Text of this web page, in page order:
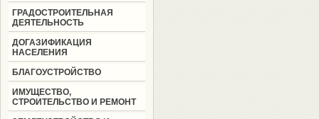
ГРАДОСТРОИТЕЛЬНАЯ
ДЕЯТЕЛЬНОСТЬ
ДОГАЗИФИКАЦИЯ
НАСЕЛЕНИЯ
БЛАГОУСТРОЙСТВО
ИМУЩЕСТВО,
СТРОИТЕЛЬСТВО И РЕМОНТ